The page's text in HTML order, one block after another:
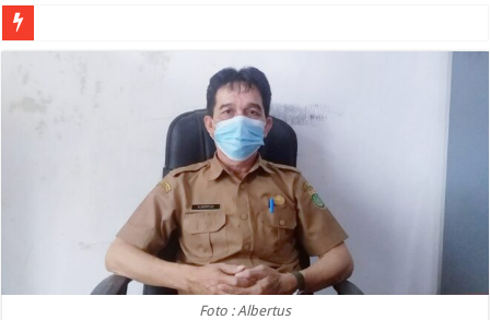
Foto : Albertus